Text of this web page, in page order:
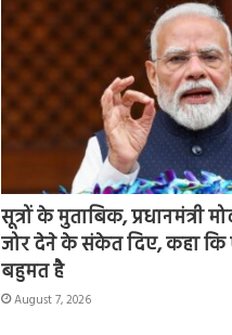
सूत्रों के मुताबिक, प्रधानमंत्री
जोर देने के संकेत दिए, कहा
बहुमत है
August 7, 2026